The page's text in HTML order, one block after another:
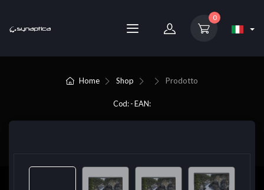
0
Home Shop Prodotto
Cod: - EAN: